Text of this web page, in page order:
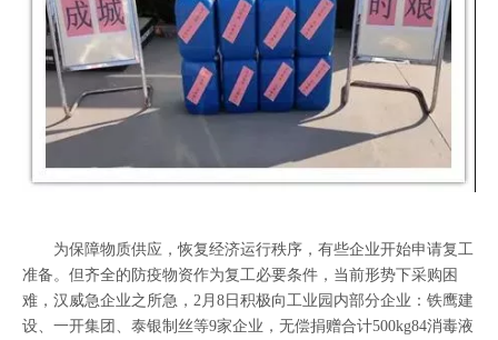
为保障物质供应，恢复经济运行秩序，有些企业开始申请复工
准备。但齐全的防疫物资作为复工必要条件，当前形势下采购困
难，汉威急企业之所急，2月8日积极向工业园内部分企业：铁鹰建
设、一开集团、泰银制丝等9家企业，无偿捐赠合计500kg84消毒液